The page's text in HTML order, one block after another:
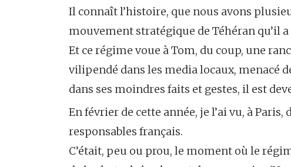
Il connaît l’histoire, que nous avons
mouvement stratégique de Téhéran qu’il
Et ce régime voue à Tom, du coup, une
vilipendé dans les media locaux, menacé
dans ses moindres faits et gestes, il est
En février de cette année, je l’ai vu, à
responsables français.
C’était, peu ou prou, le moment où le